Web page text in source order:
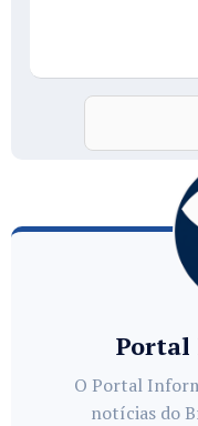
Portal
O Portal
notícias do